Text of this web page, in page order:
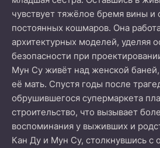
чувствует тяжёлое бремя вины и
постоянных кошмаров. Она
архитектурных моделей, уделяя
безопасности при
Мун Су живёт над женской баней,
её мать. Спустя годы после
обрушившегося супермаркета
строительство, что вызывает
воспоминания у выживших и
Кан Ду и Мун Су, столкнувшись с